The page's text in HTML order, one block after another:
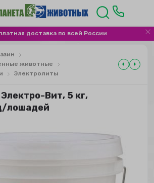
доставка по всей России
животные
Электролиты
Вит, 5 кг,
лошадей